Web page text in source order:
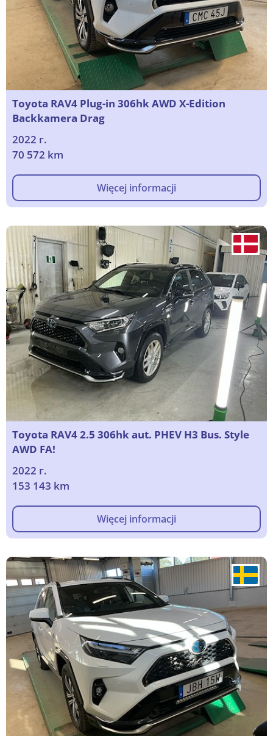
Toyota RAV4 Plug-in 306hk AWD X-Edition
Backkamera Drag
2022 г.
70 572 km
Więcej informacji
Toyota RAV4 2.5 306hk aut. PHEV H3 Bus. Style
AWD FA!
2022 г.
153 143 km
Więcej informacji